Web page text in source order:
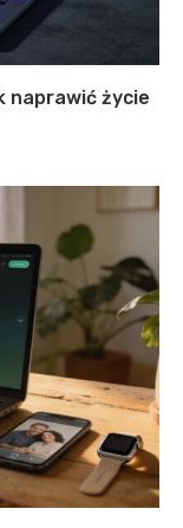
naprawić życie